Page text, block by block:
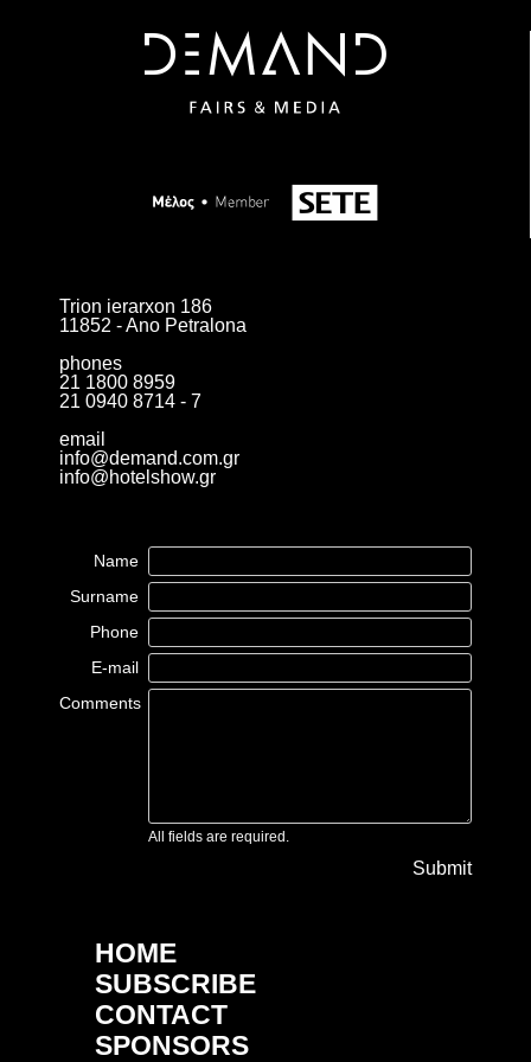
Trion ierarxon 186
11852 - Ano Petralona
phones
21 1800 8959
21 0940 8714 - 7
email
info@demand.com.gr
info@hotelshow.gr
Name
Surname
Phone
E-mail
Comments
All fields are required.
Submit
HOME
SUBSCRIBE
CONTACT
SPONSORS